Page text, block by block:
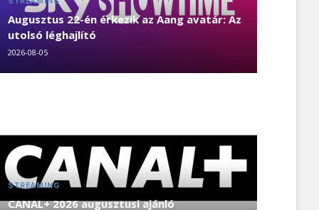
Augusztus 22-én érkezik az Aang avatár: Az
utolsó léghajlító
2026-08-05
STREAMING
CANAL+ 2026 augusztusi ajánló